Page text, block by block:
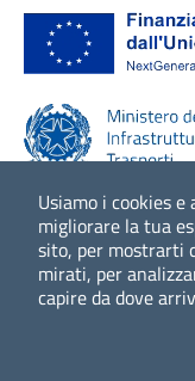
Usiamo i cookies
migliorare la tua
sito, per mostrarti
mirati, per
capire da dove